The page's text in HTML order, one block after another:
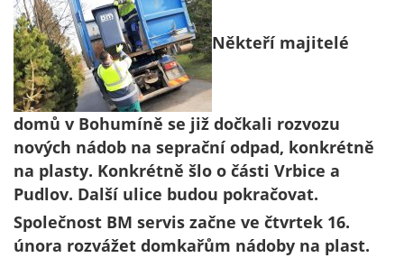
Někteří majitelé
domů v Bohumíně se již dočkali rozvozu
nových nádob na seprační odpad, konkrétně
na plasty. Konkrétně šlo o části Vrbice a
Pudlov. Další ulice budou pokračovat.
Společnost BM servis začne ve čtvrtek 16.
února rozvážet domkařům nádoby na plast.